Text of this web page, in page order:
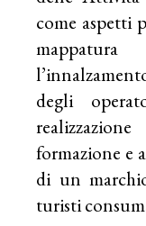
come aspetti
degli
formazione e
di un
turisti